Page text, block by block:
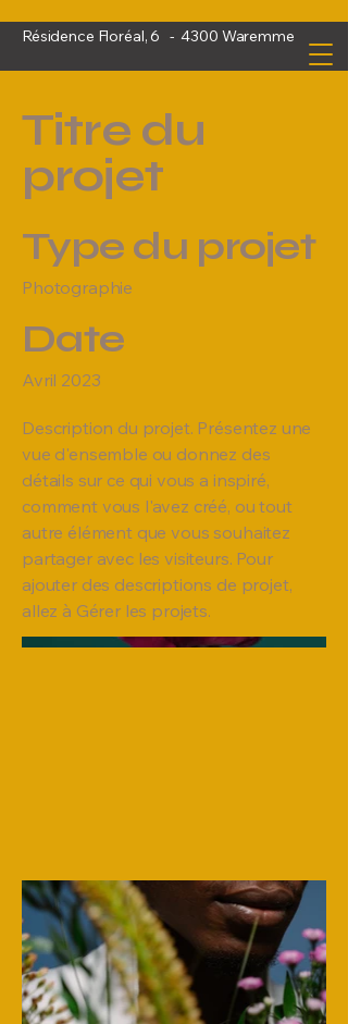
Résidence Floréal, 6 - 4300 Waremme
Titre du
projet
Type du projet
Photographie
Date
Avril 2023
Description du projet. Présentez une
vue d'ensemble ou donnez des
détails sur ce qui vous a inspiré,
comment vous l'avez créé, ou tout
autre élément que vous souhaitez
partager avec les visiteurs. Pour
ajouter des descriptions de projet,
allez à Gérer les projets.